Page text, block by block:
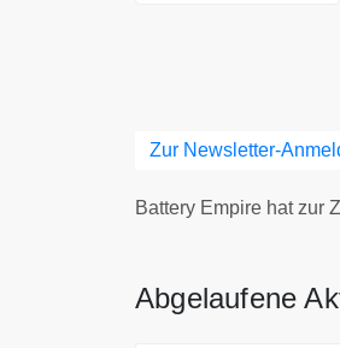
Zur Newsletter-
Battery Empire hat zur
Abgelaufene